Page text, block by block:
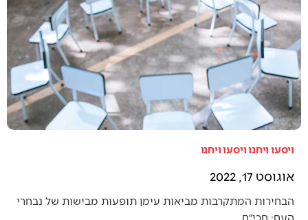
ויסעו ויחנו ויסעו ויחנו
אוגוסט 17, 2022
הבחירות המתקרבות מביאות עימן תופעות מבישות של נבחרי
העם: חכי״ם…